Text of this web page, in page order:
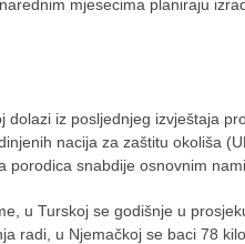
mjesecima planiraju
iz posljednjeg izvještaja
nacija za zaštitu okoliša
snabdije osnovnim
u Turskoj se godišnje u
radi, u Njemačkoj se baci 78